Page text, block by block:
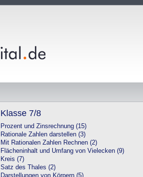
Klasse 7/8
Prozent und Zinsrechnung (15)
Rationale Zahlen darstellen (3)
Mit Rationalen Zahlen Rechnen (2)
Flächeninhalt und Umfang von Vielecken (9)
Kreis (7)
Satz des Thales (2)
Darstellungen von Körpern (5)